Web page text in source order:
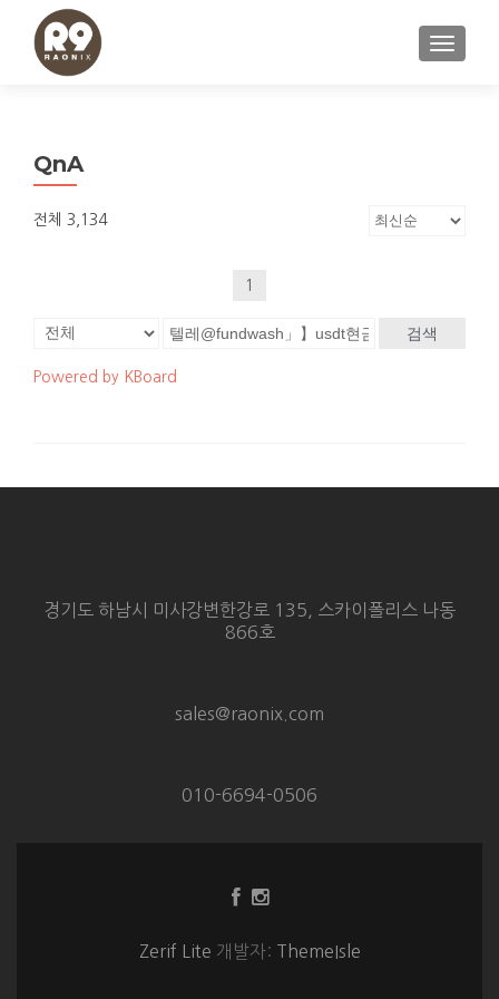
내비게
QnA
전체 3,134
1
검색
Powered by KBoard
경기도 하남시 미사강변한강로 135, 스카이폴리스 나동
866호
sales@raonix.com
010-6694-0506
Facebook
크
Instagram
크
Zerif Lite 개발자: ThemeIsle